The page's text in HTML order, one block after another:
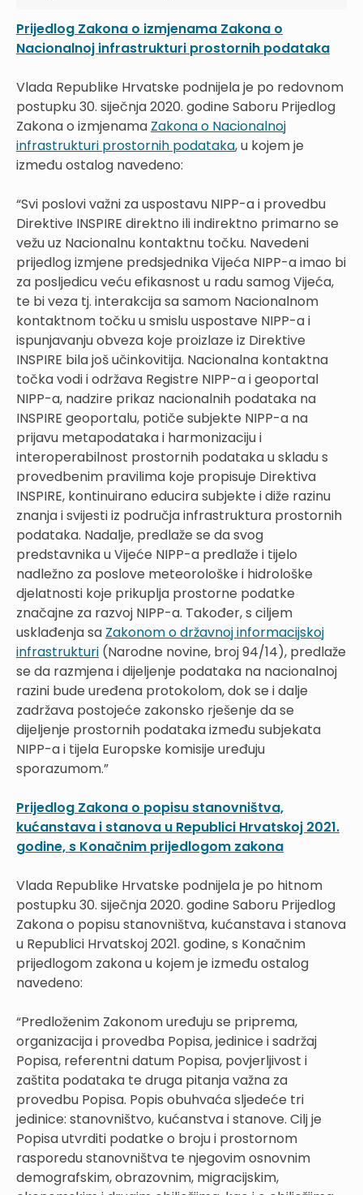
Prijedlog Zakona o izmjenama Zakona o
Nacionalnoj infrastrukturi prostornih podataka
Vlada Republike Hrvatske podnijela je po redovnom
postupku 30. siječnja 2020. godine Saboru Prijedlog
Zakona o izmjenama Zakona o Nacionalnoj
infrastrukturi prostornih podataka, u kojem je
između ostalog navedeno:
“Svi poslovi važni za uspostavu NIPP-a i provedbu
Direktive INSPIRE direktno ili indirektno primarno se
vežu uz Nacionalnu kontaktnu točku. Navedeni
prijedlog izmjene predsjednika Vijeća NIPP-a imao bi
za posljedicu veću efikasnost u radu samog Vijeća,
te bi veza tj. interakcija sa samom Nacionalnom
kontaktnom točku u smislu uspostave NIPP-a i
ispunjavanju obveza koje proizlaze iz Direktive
INSPIRE bila još učinkovitija. Nacionalna kontaktna
točka vodi i održava Registre NIPP-a i geoportal
NIPP-a, nadzire prikaz nacionalnih podataka na
INSPIRE geoportalu, potiče subjekte NIPP-a na
prijavu metapodataka i harmonizaciju i
interoperabilnost prostornih podataka u skladu s
provedbenim pravilima koje propisuje Direktiva
INSPIRE, kontinuirano educira subjekte i diže razinu
znanja i svijesti iz područja infrastruktura prostornih
podataka. Nadalje, predlaže se da svog
predstavnika u Vijeće NIPP-a predlaže i tijelo
nadležno za poslove meteorološke i hidrološke
djelatnosti koje prikuplja prostorne podatke
značajne za razvoj NIPP-a. Također, s ciljem
usklađenja sa Zakonom o državnoj informacijskoj
infrastrukturi (Narodne novine, broj 94/14), predlaže
se da razmjena i dijeljenje podataka na nacionalnoj
razini bude uređena protokolom, dok se i dalje
zadržava postojeće zakonsko rješenje da se
dijeljenje prostornih podataka između subjekata
NIPP-a i tijela Europske komisije uređuju
sporazumom.”
Prijedlog Zakona o popisu stanovništva,
kućanstava i stanova u Republici Hrvatskoj 2021.
godine, s Konačnim prijedlogom zakona
Vlada Republike Hrvatske podnijela je po hitnom
postupku 30. siječnja 2020. godine Saboru Prijedlog
Zakona o popisu stanovništva, kućanstava i stanova
u Republici Hrvatskoj 2021. godine, s Konačnim
prijedlogom zakona u kojem je između ostalog
navedeno:
“Predloženim Zakonom uređuju se priprema,
organizacija i provedba Popisa, jedinice i sadržaj
Popisa, referentni datum Popisa, povjerljivost i
zaštita podataka te druga pitanja važna za
provedbu Popisa. Popis obuhvaća sljedeće tri
jedinice: stanovništvo, kućanstva i stanove. Cilj je
Popisa utvrditi podatke o broju i prostornom
rasporedu stanovništva te njegovim osnovnim
demografskim, obrazovnim, migracijskim,